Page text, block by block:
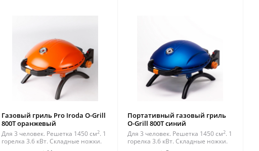
Газовый гриль Pro Iroda O-Grill
800T оранжевый
Для 3 человек. Решетка 1450 см2. 1
горелка 3.6 кВт. Складные ножки.
Портативный газовый гриль
O-Grill 800T синий
Для 3 человек. Решетка 1450 см2. 1
горелка 3.6 кВт. Складные ножки.